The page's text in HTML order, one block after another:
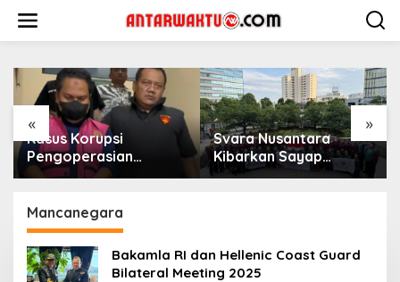
konten
« »
Kasus Korupsi
Pengoperasian
Pesawat APK: Mantan
Development
Ditetapkan Tersangka
Svara Nusantara
Kibarkan Sayap
Kemenangan di
Mancanegara
Bakamla RI dan Hellenic Coast Guard
Bilateral Meeting 2025